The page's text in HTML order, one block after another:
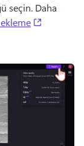
seçin. Daha